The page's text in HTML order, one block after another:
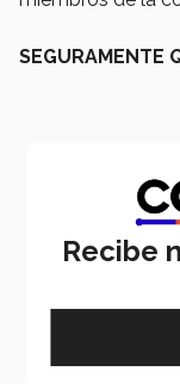
SEGURAMENTE
Recibe